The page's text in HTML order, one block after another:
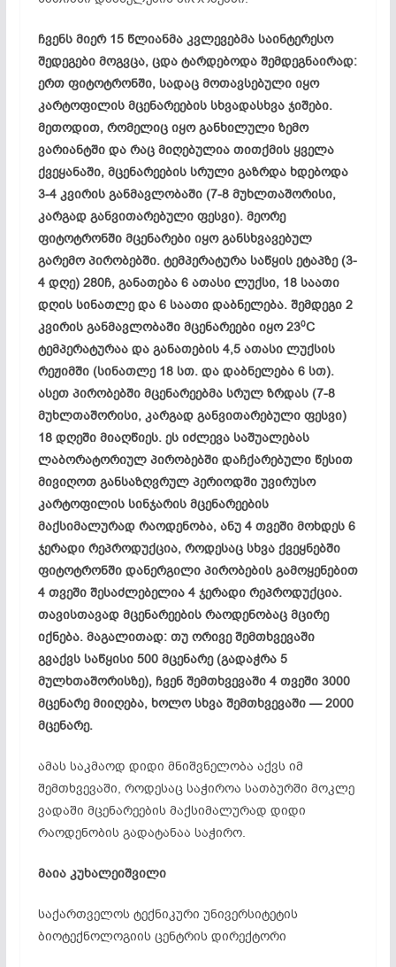
ჩვენს მიერ 15 წლიანმა კვლევებმა საინტერესო
შედეგები მოგვცა, ცდა ტარდებოდა შემდეგნაირად:
ერთ ფიტოტრონში, სადაც მოთავსებული იყო
კარტოფილის მცენარეების სხვადასხვა ჯიშები.
მეთოდით, რომელიც იყო განხილული ზემო
ვარიანტში და რაც მიღებულია თითქმის ყველა
ქვეყანაში, მცენარეების სრული გაზრდა ხდებოდა
3-4 კვირის განმავლობაში (7-8 მუხლთაშორისი,
კარგად განვითარებული ფესვი). მეორე
ფიტოტრონში მცენარები იყო განსხვავებულ
გარემო პირობებში. ტემპერატურა საწყის ეტაპზე (3-
4 დღე) 280ჩ, განათება 6 ათასი ლუქსი, 18 საათი
დღის სინათლე და 6 საათი დაბნელება. შემდეგი 2
კვირის განმავლობაში მცენარეები იყო 230C
ტემპერატურაა და განათების 4,5 ათასი ლუქსის
რეჟიმში (სინათლე 18 სთ. და დაბნელება 6 სთ).
ასეთ პირობებში მცენარეებმა სრულ ზრდას (7-8
მუხლთაშორისი, კარგად განვითარებული ფესვი)
18 დღეში მიაღწიეს. ეს იძლევა საშუალებას
ლაბორატორიულ პირობებში დაჩქარებული წესით
მივიღოთ განსაზღვრულ პერიოდში უვირუსო
კარტოფილის სინჯარის მცენარეების
მაქსიმალურად რაოდენობა, ანუ 4 თვეში მოხდეს 6
ჯერადი რეპროდუქცია, როდესაც სხვა ქვეყნებში
ფიტოტრონში დანერგილი პირობების გამოყენებით
4 თვეში შესაძლებელია 4 ჯერადი რეპროდუქცია.
თავისთავად მცენარეების რაოდენობაც მცირე
იქნება. მაგალითად: თუ ორივე შემთხვევაში
გვაქვს საწყისი 500 მცენარე (გადაჭრა 5
მულხთაშორისზე), ჩვენ შემთხვევაში 4 თვეში 3000
მცენარე მიიღება, ხოლო სხვა შემთხვევაში — 2000
მცენარე.
ამას საკმაოდ დიდი მნიშვნელობა აქვს იმ
შემთხვევაში, როდესაც საჭიროა სათბურში მოკლე
ვადაში მცენარეების მაქსიმალურად დიდი
რაოდენობის გადატანაა საჭირო.
მაია კუხალეიშვილი
საქართველოს ტექნიკური უნივერსიტეტის
ბიოტექნოლოგიის ცენტრის დირექტორი